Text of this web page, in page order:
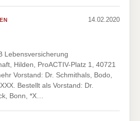
14.02.2020
Lebensversicherung
Hilden, ProACTIV-Platz 1, 40721
Vorstand: Dr. Schmithals, Bodo,
Bestellt als Vorstand: Dr.
Bonn, *X…